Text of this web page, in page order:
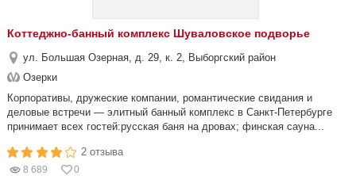
Коттеджно-банный комплекс Шуваловское подворье
ул. Большая Озерная, д. 29, к. 2, Выборгский район
Озерки
Корпоративы, дружеские компании, романтические свидания и
деловые встречи — элитный банный комплекс в Санкт-Петербурге
принимает всех гостей:русская баня на дровах; финская сауна...
2 отзыва
8 689 0